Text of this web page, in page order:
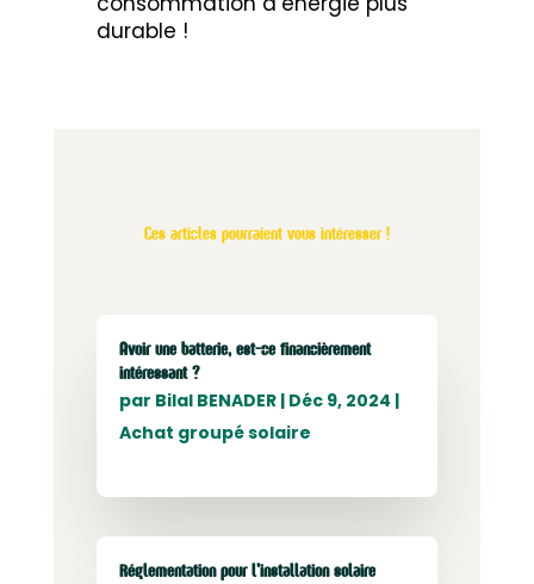
durable !
Ces articles pourraient vous intéresser !
Avoir une batterie, est-ce financièrement
intéressant ?
par Bilal BENADER| Déc 9, 2024 |
Achat groupé solaire
Réglementation pour l’installation solaire